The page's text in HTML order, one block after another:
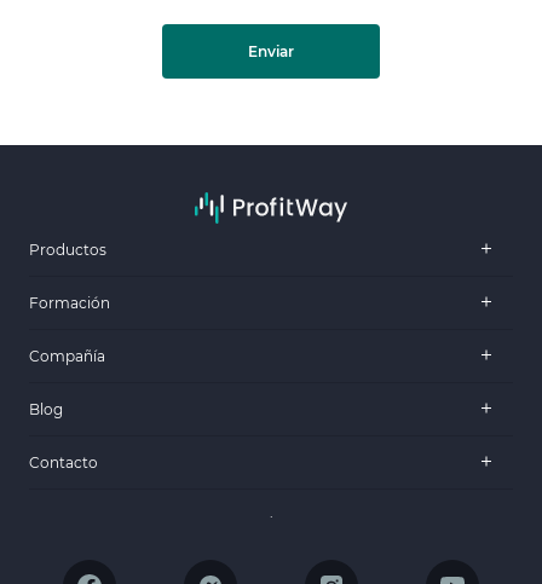
Enviar
Productos
Formación
Compañía
Blog
Contacto
.